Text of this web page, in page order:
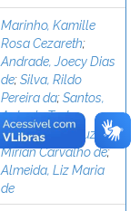
Marinho, Kamille
Rosa Cezareth;
Andrade, Joecy Dias
de;Silva, Rildo
Pereira da;Santos,
Antonio Tadeu
Cheriff dos;Souza,
Mirian Carvalho de;
Almeida, Liz Maria
de